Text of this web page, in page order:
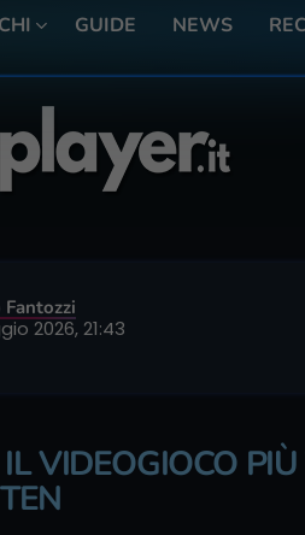
GUIDE NEWS
2026, 21:43
VIDEOGIOCO